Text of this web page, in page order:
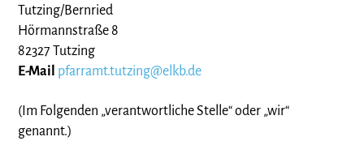
Tutzing/Bernried
Hörmannstraße 8
82327 Tutzing
E-Mail pfarramt.tutzing@elkb.de
(Im Folgenden „verantwortliche Stelle“ oder „wir“
genannt.)